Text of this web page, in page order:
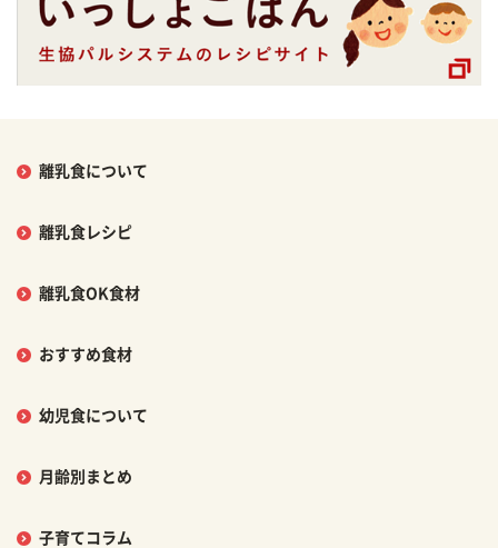
離乳食について
離乳食レシピ
離乳食OK食材
おすすめ食材
幼児食について
月齢別まとめ
子育てコラム